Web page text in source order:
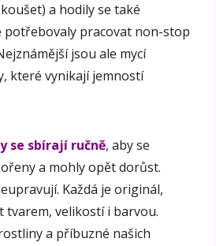
a hodily se také
pracovat non-stop
jsou ale mycí
které vynikají jemností
se sbírají ručně, aby se
a mohly opět dorůst.
Každá je originál,
tvarem, velikostí i barvou.
a příbuzné našich